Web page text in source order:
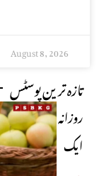
August 8, 2026
تازہ ترین پوسٹس
روزانہ
ایک